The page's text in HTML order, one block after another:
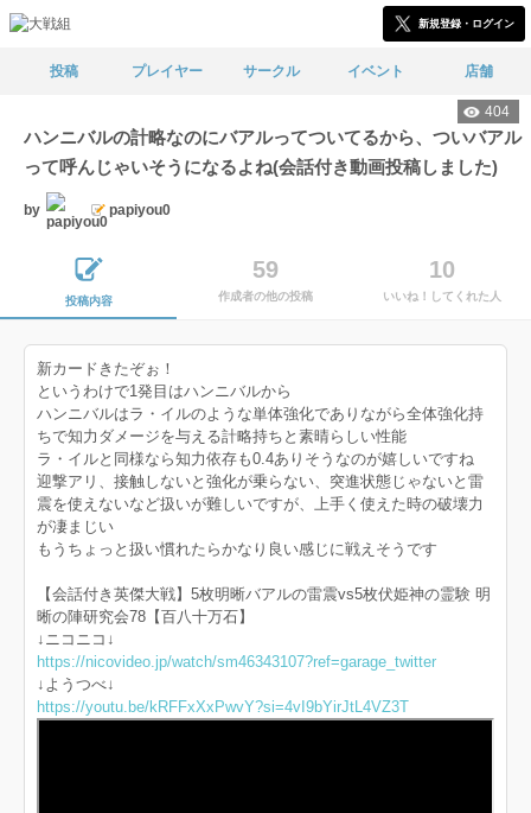
新規登録・ログイン
投稿 プレイヤー サークル イベント 店舗
404
ハンニバルの計略なのにバアルってついてるから、ついバアル
って呼んじゃいそうになるよね(会話付き動画投稿しました)
by papiyou0
投稿内容
59
作成者の他の投稿
10
いいね！してくれた人
新カードきたぞぉ！
というわけで1発目はハンニバルから
ハンニバルはラ・イルのような単体強化でありながら全体強化持
ちで知力ダメージを与える計略持ちと素晴らしい性能
ラ・イルと同様なら知力依存も0.4ありそうなのが嬉しいですね
迎撃アリ、接触しないと強化が乗らない、突進状態じゃないと雷
震を使えないなど扱いが難しいですが、上手く使えた時の破壊力
が凄まじい
もうちょっと扱い慣れたらかなり良い感じに戦えそうです
【会話付き英傑大戦】5枚明晰バアルの雷震vs5枚伏姫神の霊験 明
晰の陣研究会78【百八十万石】
↓ニコニコ↓
https://nicovideo.jp/watch/sm46343107?ref=garage_twitter
↓ようつべ↓
https://youtu.be/kRFFxXxPwvY?si=4vI9bYirJtL4VZ3T